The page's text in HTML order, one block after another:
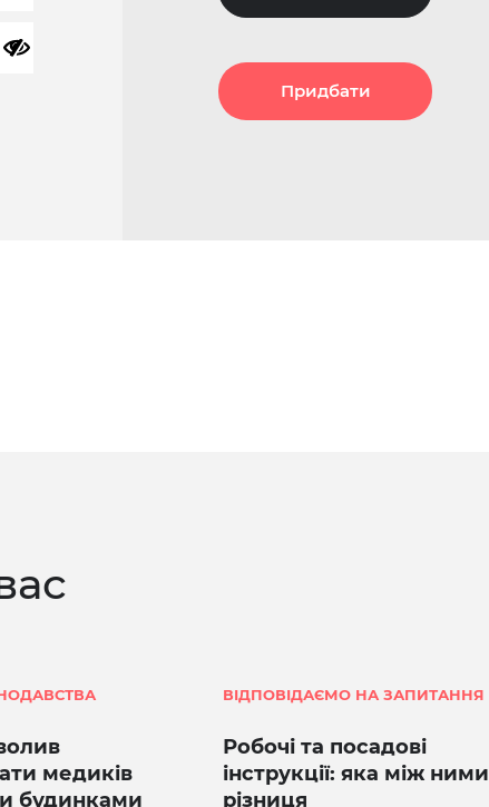
Придбати
медиків
будинками
ВІДПОВІДАЄМО НА ЗАПИТАННЯ
Робочі та посадові
інструкції: яка між ними
різниця